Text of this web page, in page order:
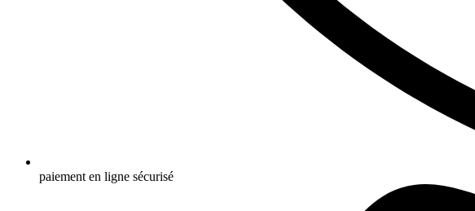
paiement en ligne sécurisé